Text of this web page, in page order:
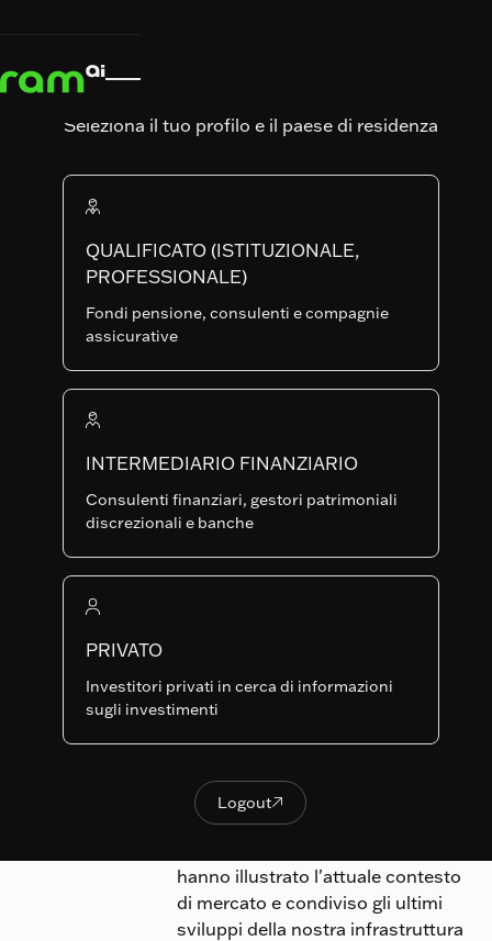
Seleziona il tuo profilo e il paese di residenza
QUALIFICATO (ISTITUZIONALE,
PROFESSIONALE)
Fondi pensione, consulenti e compagnie
assicurative
INTERMEDIARIO FINANZIARIO
Consulenti finanziari, gestori patrimoniali
discrezionali e banche
PRIVATO
Investitori privati in cerca di informazioni
sugli investimenti
Logout
Logout
Pranzo di
presentazione
a Zurigo
– Dalla
ricerca in
IA alla
resilienza
del
portafoglio:
i nostri
ultimi
sviluppi
Published on
June 2, 2026
Di recente abbiamo ospitato un
pranzo di presentazione a Zurigo,
nel corso del quale Peter Stiefel,
Hauptmann, CIO & Responsabile
delle Azioni Sistematiche, e Hasan
hanno illustrato l'attuale contesto
di mercato e condiviso gli ultimi
sviluppi della nostra infrastruttura